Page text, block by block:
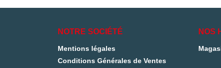
NOTRE SOCIÉTÉ
Mentions légales
Conditions Générales de Ventes
NOS